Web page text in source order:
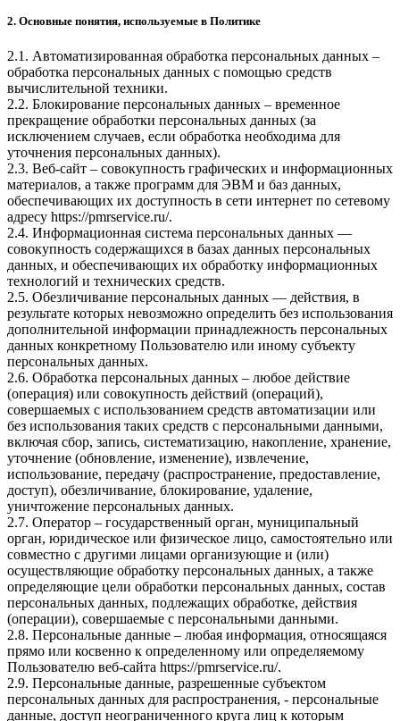
2. Основные понятия, используемые в Политике
2.1. Автоматизированная обработка персональных данных –
обработка персональных данных с помощью средств
вычислительной техники.
2.2. Блокирование персональных данных – временное
прекращение обработки персональных данных (за
исключением случаев, если обработка необходима для
уточнения персональных данных).
2.3. Веб-сайт – совокупность графических и информационных
материалов, а также программ для ЭВМ и баз данных,
обеспечивающих их доступность в сети интернет по сетевому
адресу https://pmrservice.ru/.
2.4. Информационная система персональных данных —
совокупность содержащихся в базах данных персональных
данных, и обеспечивающих их обработку информационных
технологий и технических средств.
2.5. Обезличивание персональных данных — действия, в
результате которых невозможно определить без использования
дополнительной информации принадлежность персональных
данных конкретному Пользователю или иному субъекту
персональных данных.
2.6. Обработка персональных данных – любое действие
(операция) или совокупность действий (операций),
совершаемых с использованием средств автоматизации или
без использования таких средств с персональными данными,
включая сбор, запись, систематизацию, накопление, хранение,
уточнение (обновление, изменение), извлечение,
использование, передачу (распространение, предоставление,
доступ), обезличивание, блокирование, удаление,
уничтожение персональных данных.
2.7. Оператор – государственный орган, муниципальный
орган, юридическое или физическое лицо, самостоятельно или
совместно с другими лицами организующие и (или)
осуществляющие обработку персональных данных, а также
определяющие цели обработки персональных данных, состав
персональных данных, подлежащих обработке, действия
(операции), совершаемые с персональными данными.
2.8. Персональные данные – любая информация, относящаяся
прямо или косвенно к определенному или определяемому
Пользователю веб-сайта https://pmrservice.ru/.
2.9. Персональные данные, разрешенные субъектом
персональных данных для распространения, - персональные
данные, доступ неограниченного круга лиц к которым